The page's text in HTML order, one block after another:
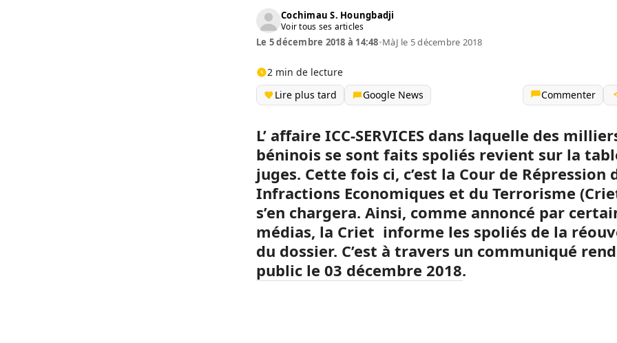
Cochimau S. Houngbadji
Voir tous ses articles
Le 5 décembre 2018 à 14:48•MàJ le 5 décembre 2018
2 min de lecture
Lire plus tard
Google News Commenter
L’ affaire ICC-SERVICES dans laquelle des
béninois se sont faits spoliés revient sur la
juges. Cette fois ci, c’est la Cour de Répression
Infractions Economiques et du Terrorisme
s’en chargera. Ainsi, comme annoncé par
médias, la Criet informe les spoliés de la
du dossier. C’est à travers un communiqué
public le 03 décembre 2018.